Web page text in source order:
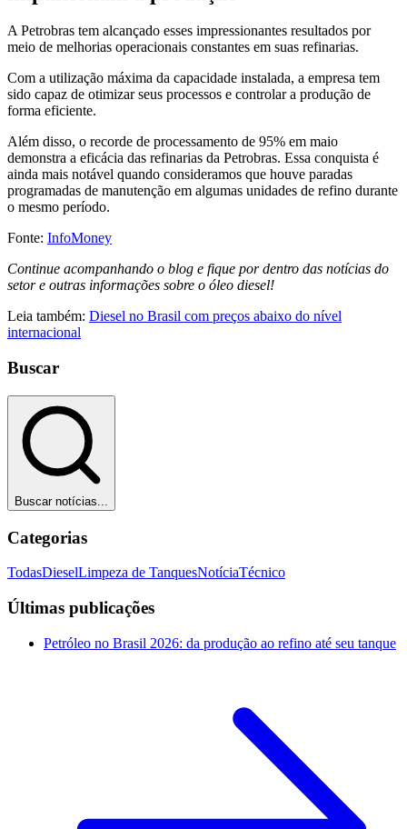
A Petrobras tem alcançado esses impressionantes resultados por
meio de melhorias operacionais constantes em suas refinarias.
Com a utilização máxima da capacidade instalada, a empresa tem
sido capaz de otimizar seus processos e controlar a produção de
forma eficiente.
Além disso, o recorde de processamento de 95% em maio
demonstra a eficácia das refinarias da Petrobras. Essa conquista é
ainda mais notável quando consideramos que houve paradas
programadas de manutenção em algumas unidades de refino durante
o mesmo período.
Fonte: InfoMoney
Continue acompanhando o blog e fique por dentro das notícias do
setor e outras informações sobre o óleo diesel!
Leia também: Diesel no Brasil com preços abaixo do nível
internacional
Buscar
Buscar notícias...
Categorias
TodasDieselLimpeza de TanquesNotíciaTécnico
Últimas publicações
Petróleo no Brasil 2026: da produção ao refino até seu tanque